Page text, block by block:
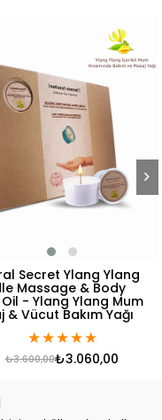
Secret Ylang Ylang
Massage & Body
- Ylang Ylang Mum
& Vücut Bakım Yağı
★★★★★
₺3.060,00
₺3.600,00